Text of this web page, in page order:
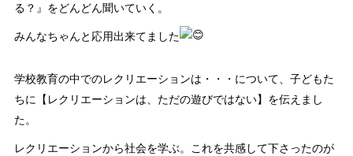
る？』をどんどん聞いていく。
みんなちゃんと応用出来てました
学校教育の中でのレクリエーションは・・・について、子どもた
ちに【レクリエーションは、ただの遊びではない】を伝えまし
た。
レクリエーションから社会を学ぶ。これを共感して下さったのが